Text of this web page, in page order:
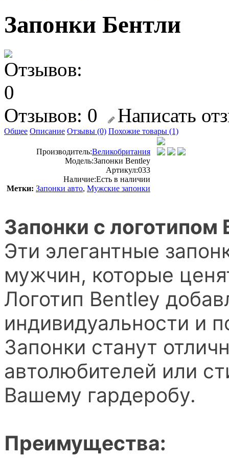
Запонки Бентли
Отзывов: 0 Написать
Общее Описание Отзывы (0) Похожие товары (1)
Производитель:Великобритания
Модель:Запонки Bentley
Артикул:033
Наличие:Есть в наличии
Метки: Запонки авто, Мужские запонки
Запонки с логотипом
Эти элегантные
мужчин, которые
Логотип Bentley
индивидуальности и
Запонки станут
автолюбителей или
Вашему гардеробу.
Преимущества: